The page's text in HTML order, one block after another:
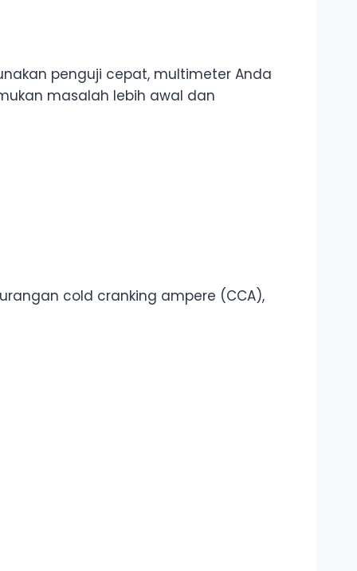
penguji cepat, multimeter Anda
masalah lebih awal dan
cold cranking ampere (CCA),